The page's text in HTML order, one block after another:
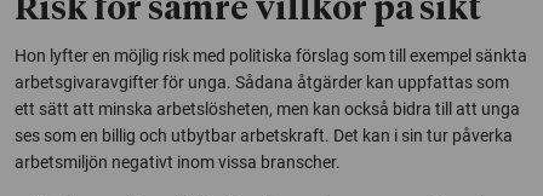
Risk för sämre villkor på sikt
Hon lyfter en möjlig risk med politiska förslag som till exempel sänkta
arbetsgivaravgifter för unga. Sådana åtgärder kan uppfattas som
ett sätt att minska arbetslösheten, men kan också bidra till att unga
ses som en billig och utbytbar arbetskraft. Det kan i sin tur påverka
arbetsmiljön negativt inom vissa branscher.